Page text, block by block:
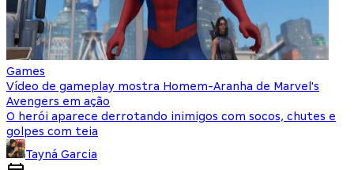
Games
Vídeo de gameplay mostra Homem-Aranha de Marvel's
Avengers em ação
O herói aparece derrotando inimigos com socos, chutes e
golpes com teia
Tayná Garcia